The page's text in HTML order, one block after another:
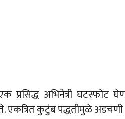
अभिनेत्री घटस्फोट
एकत्रित कुटुंब पद्धतीमुळे